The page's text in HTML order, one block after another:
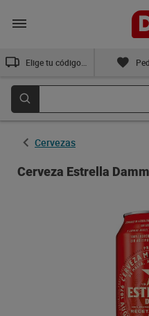
Cervezas
Cerveza Estrella